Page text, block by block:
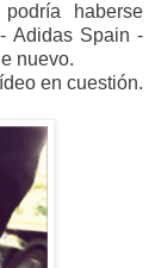
haberse
Adidas Spain -
nuevo.
en cuestión.